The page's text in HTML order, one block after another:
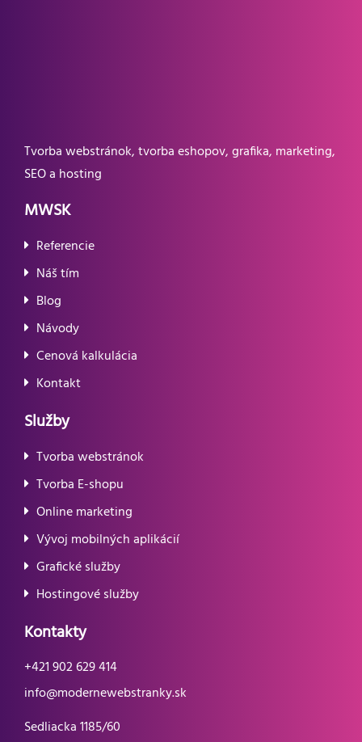
Tvorba webstránok, tvorba eshopov, grafika, marketing,
SEO a hosting
MWSK
Referencie
Náš tím
Blog
Návody
Cenová kalkulácia
Kontakt
Služby
Tvorba webstránok
Tvorba E-shopu
Online marketing
Vývoj mobilných aplikácií
Grafické služby
Hostingové služby
Kontakty
+421 902 629 414
info@modernewebstranky.sk
Sedliacka 1185/60